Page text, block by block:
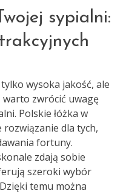
sypialni:
wysoka jakość, ale
zwrócić uwagę
Polskie łóżka w
dla tych,
fortuny.
zdają sobie
szeroki wybór
temu można